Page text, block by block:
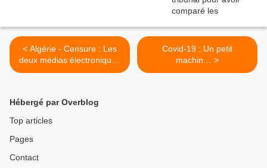
< Algérie - Censure : Les
deux médias électroniques
Maghreb Émergent et
Covid-19 : Un petit
machin… >
Hébergé par Overblog
Top articles
Pages
Contact